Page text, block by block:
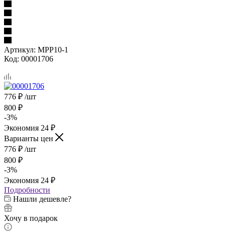
Артикул: MPP10-1
Код: 00001706
776 ₽ /шт
800 ₽
-3%
Экономия 24 ₽
Варианты цен
776 ₽ /шт
800 ₽
-3%
Экономия 24 ₽
Подробности
Нашли дешевле?
Хочу в подарок